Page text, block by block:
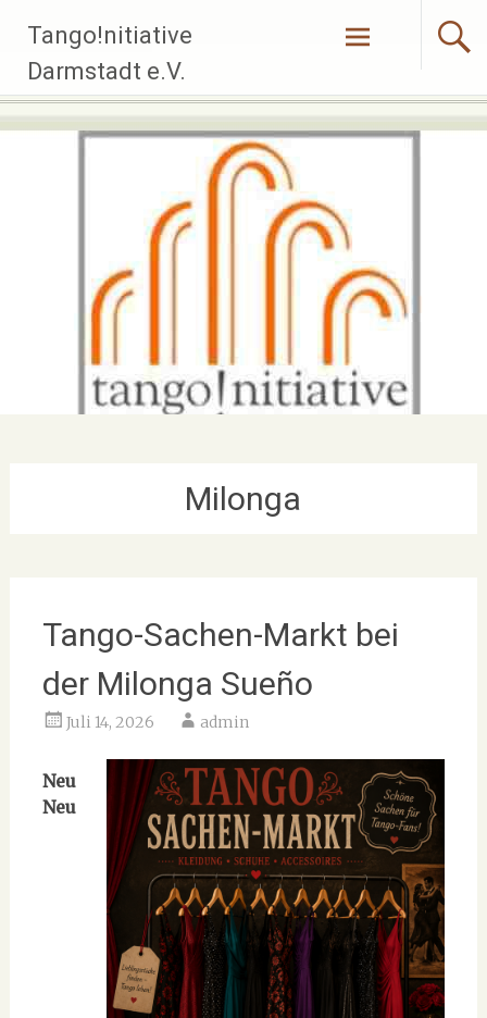
Inhalt
springen
Tango!nitiative
Darmstadt e.V.
Milonga
Tango-Sachen-Markt bei
der Milonga Sueño
Juli 14, 2026 admin
Neu
Neu